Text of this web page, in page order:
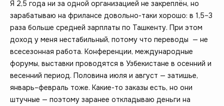
Я 2,5 года ни за одной организацией не закреплён, но
зарабатываю на фрилансе довольно-таки хорошо: в 1,5–3
раза больше средней зарплаты по Ташкенту. При этом
доход у меня нестабильный, потому что переводы — не
всесезонная работа. Конференции, международные
форумы, выставки проводятся в Узбекистане в осенний и
весенний период. Половина июля и август — затишье,
январь–февраль тоже. Какие-то заказы есть, но они
штучные — поэтому заранее откладываю деньги на